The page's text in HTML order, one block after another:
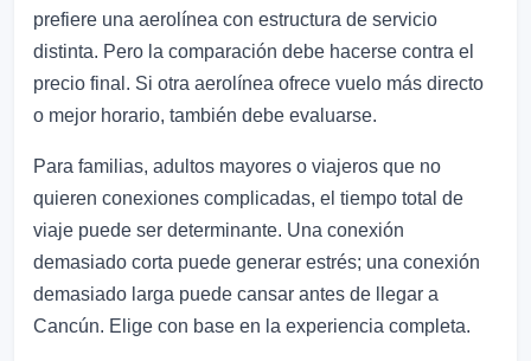
prefiere una aerolínea con estructura de servicio
distinta. Pero la comparación debe hacerse contra el
precio final. Si otra aerolínea ofrece vuelo más directo
o mejor horario, también debe evaluarse.
Para familias, adultos mayores o viajeros que no
quieren conexiones complicadas, el tiempo total de
viaje puede ser determinante. Una conexión
demasiado corta puede generar estrés; una conexión
demasiado larga puede cansar antes de llegar a
Cancún. Elige con base en la experiencia completa.